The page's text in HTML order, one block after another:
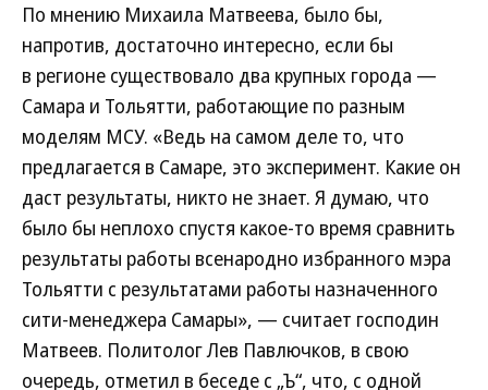
По мнению Михаила Матвеева, было бы,
напротив, достаточно интересно, если бы
в регионе существовало два крупных города —
Самара и Тольятти, работающие по разным
моделям МСУ. «Ведь на самом деле то, что
предлагается в Самаре, это эксперимент. Какие он
даст результаты, никто не знает. Я думаю, что
было бы неплохо спустя какое-то время сравнить
результаты работы всенародно избранного мэра
Тольятти с результатами работы назначенного
сити-менеджера Самары», — считает господин
Матвеев. Политолог Лев Павлючков, в свою
очередь, отметил в беседе с „Ъ“, что, с одной